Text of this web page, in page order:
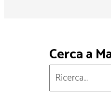
Cerca a
Cerca: